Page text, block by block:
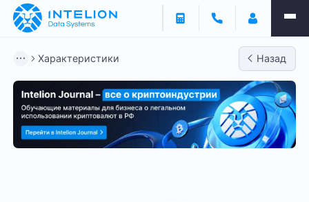
Характеристики Назад